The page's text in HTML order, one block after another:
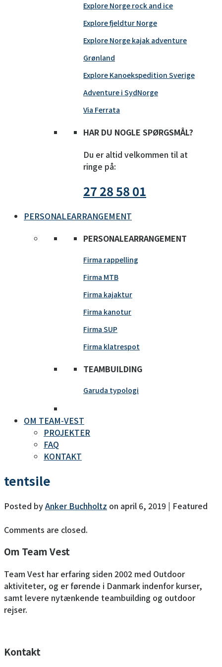
Explore Norge rock and ice
Explore fjeldtur Norge
Explore Norge kajak adventure
Grønland
Explore Kanoekspedition Sverige
Adventure i SydNorge
Via Ferrata
HAR DU NOGLE SPØRGSMÅL?
Du er altid velkommen til at
ringe på:
27 28 58 01
PERSONALEARRANGEMENT
PERSONALEARRANGEMENT
Firma rappelling
Firma MTB
Firma kajaktur
Firma kanotur
Firma SUP
Firma klatrespot
TEAMBUILDING
Garuda typologi
OM TEAM-VEST
PROJEKTER
FAQ
KONTAKT
tentsile
Posted byAnker Buchholtz on april 6, 2019 | Featured
Comments are closed.
Om Team Vest
Team Vest har erfaring siden 2002 med Outdoor
aktiviteter, og er førende i Danmark indenfor kurser,
samt levere nytænkende teambuilding og outdoor
rejser.
Kontakt